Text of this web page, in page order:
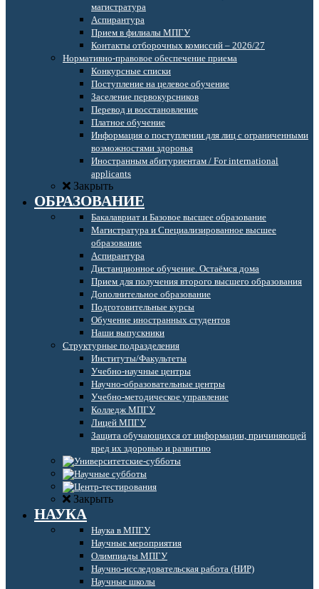
магистратура
Аспирантура
Прием в филиалы МПГУ
Контакты отборочных комиссий – 2026/27
Нормативно-правовое обеспечение приема
Конкурсные списки
Поступление на целевое обучение
Заселение первокурсников
Перевод и восстановление
Платное обучение
Информация о поступлении для лиц с ограниченными
возможностями здоровья
Иностранным абитуриентам / For international
applicants
Закрыть
ОБРАЗОВАНИЕ
Бакалавриат и Базовое высшее образование
Магистратура и Специализированное высшее
образование
Аспирантура
Дистанционное обучение. Остаёмся дома
Прием для получения второго высшего образования
Дополнительное образование
Подготовительные курсы
Обучение иностранных студентов
Наши выпускники
Структурные подразделения
Институты/Факультеты
Учебно-научные центры
Научно-образовательные центры
Учебно-методическое управление
Колледж МПГУ
Лицей МПГУ
Защита обучающихся от информации, причиняющей
вред их здоровью и развитию
Закрыть
НАУКА
Наука в МПГУ
Научные мероприятия
Олимпиады МПГУ
Научно-исследовательская работа (НИР)
Научные школы